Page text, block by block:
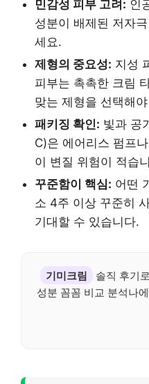
민감성 피부 고려: 인
성분이 배제된 저자
세요.
제형의 중요성: 지성
피부는 촉촉한 크림
맞는 제형을 선택해
패키징 확인: 빛과 공
C)은 에어리스 펌프
이 변질 위험이 적습
꾸준함이 핵심: 어떤
소 4주 이상 꾸준히
기대할 수 있습니다.
기미크림
솔직 후기
성분 꼼꼼 비교 분석나